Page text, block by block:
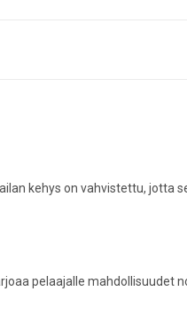
kehys on vahvistettu, jotta
pelaajalle mahdollisuudet